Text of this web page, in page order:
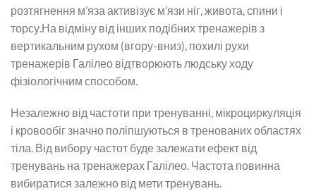
розтягнення м’яза активізує м’язи ніг, живота, спини і
торсу.На відміну від інших подібних тренажерів з
вертикальним рухом (вгору-вниз), похилі рухи
тренажерів Галілео відтворюють людську ходу
фізіологічним способом.
Незалежно від частоти при тренуванні, мікроциркуляція
і кровообіг значно поліпшуються в тренованих областях
тіла. Від вибору частот буде залежати ефект від
тренувань на тренажерах Галілео. Частота повинна
вибиратися залежно від мети тренувань.